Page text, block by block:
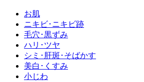
お肌
ニキビ･ニキビ跡
毛穴･黒ずみ
ハリ･ツヤ
シミ･肝斑･そばかす
美白･くすみ
小じわ